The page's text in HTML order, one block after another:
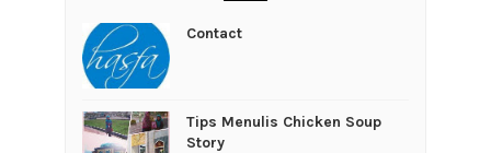
Contact
Tips Menulis Chicken Soup
Story